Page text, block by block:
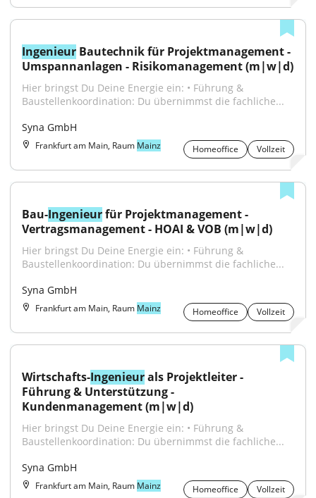
Ingenieur Bautechnik für Projektmanagement -
Umspannanlagen - Risikomanagement (m|w|d)
Hier bringst Du Deine Energie ein: • Führung &
Baustellenkoordination: Du übernimmst die fachliche...
Syna GmbH
Frankfurt am Main, Raum Mainz Homeoffice Vollzeit
Bau-Ingenieur für Projektmanagement -
Vertragsmanagement - HOAI & VOB (m|w|d)
Hier bringst Du Deine Energie ein: • Führung &
Baustellenkoordination: Du übernimmst die fachliche...
Syna GmbH
Frankfurt am Main, Raum Mainz Homeoffice Vollzeit
Wirtschafts-Ingenieur als Projektleiter -
Führung & Unterstützung -
Kundenmanagement (m|w|d)
Hier bringst Du Deine Energie ein: • Führung &
Baustellenkoordination: Du übernimmst die fachliche...
Syna GmbH
Frankfurt am Main, Raum Mainz Homeoffice Vollzeit